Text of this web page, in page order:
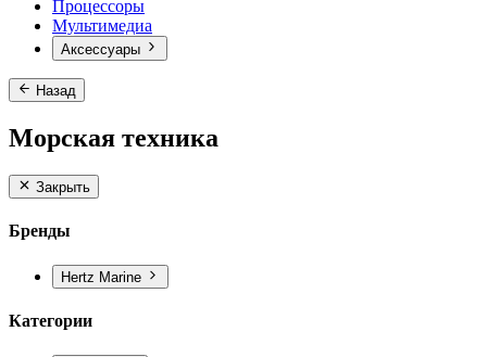
Процессоры
Мультимедиа
Аксессуары
Назад
Морская техника
Закрыть
Бренды
Hertz Marine
Категории